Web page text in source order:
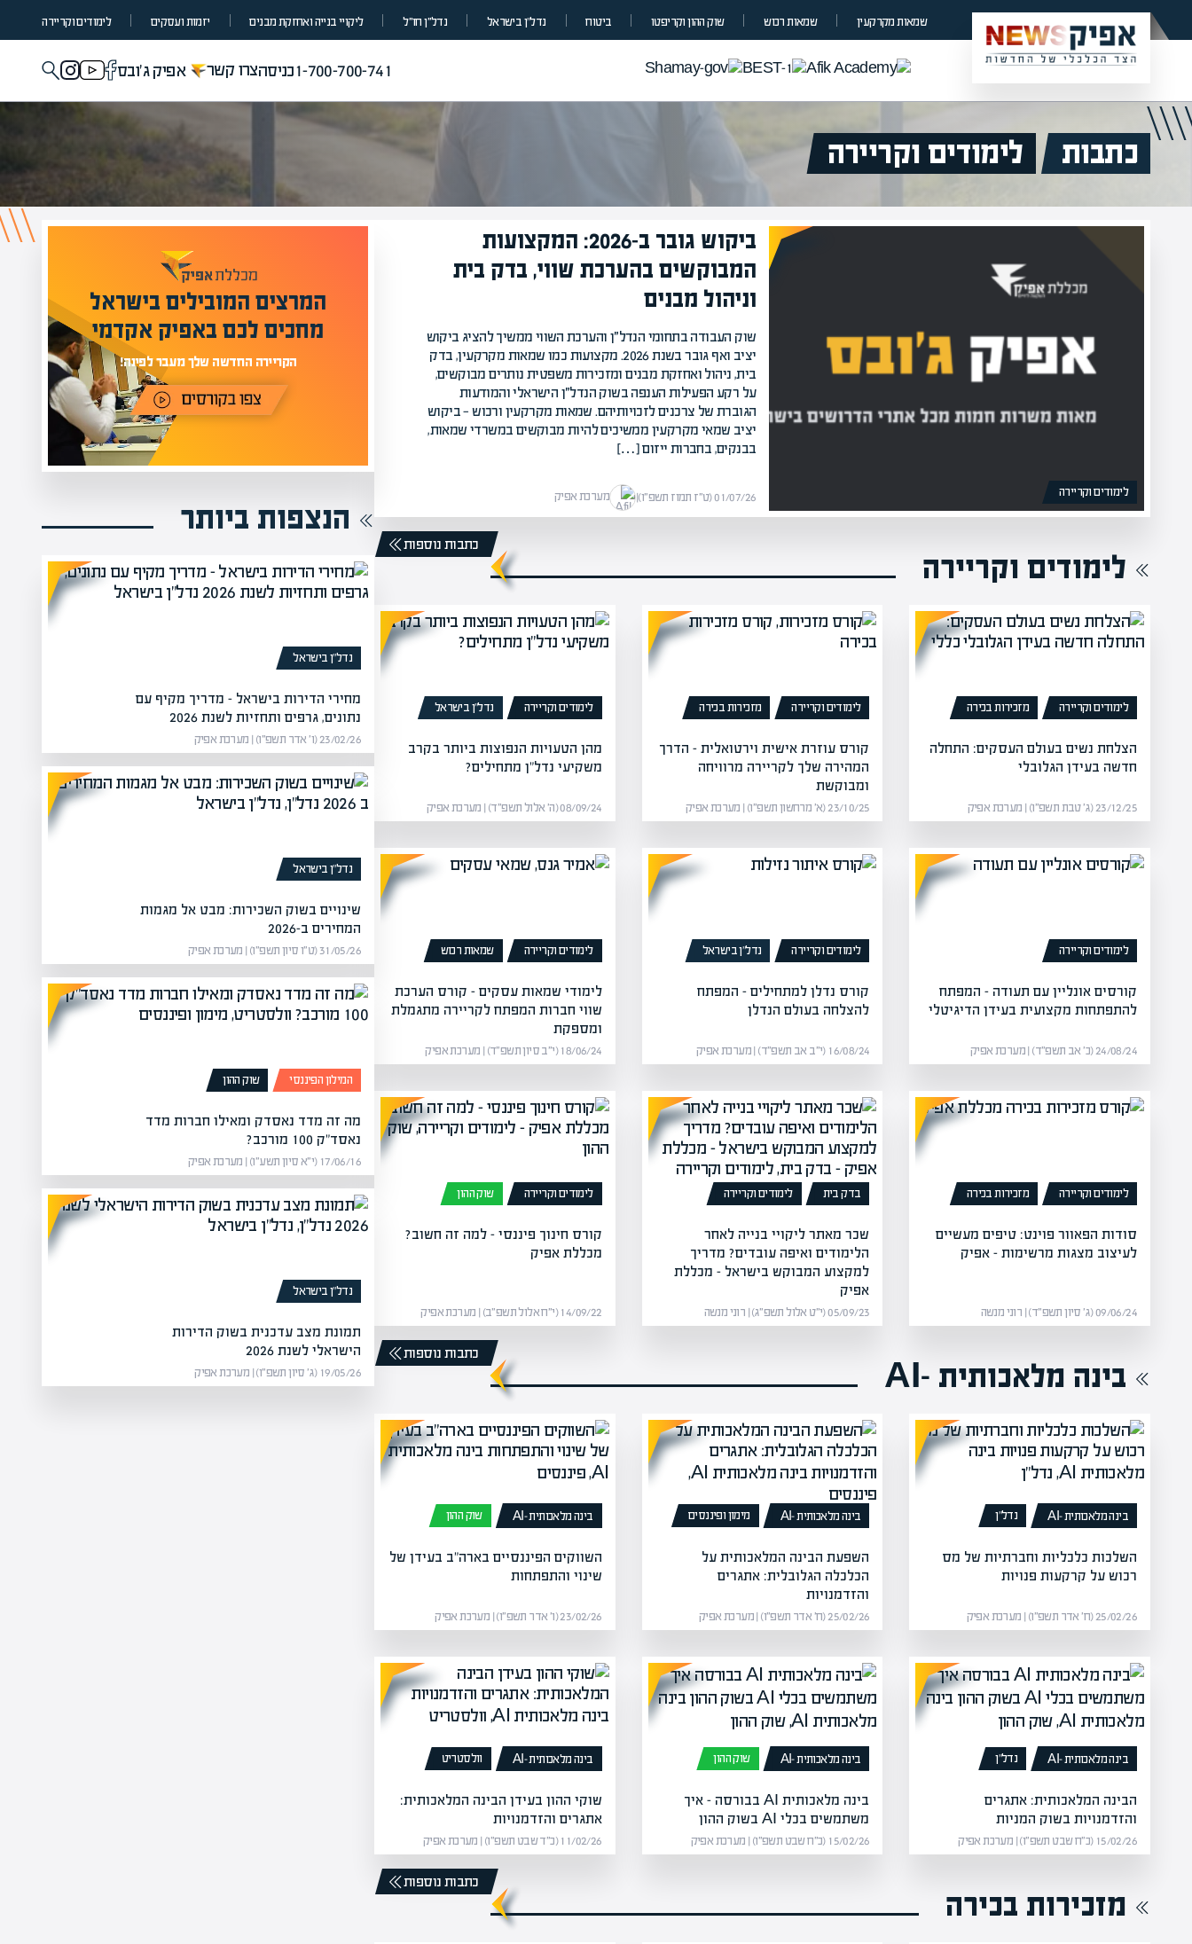
שמאות מקרקעין שמאות רכוש שוק ההון וקריפטו ביטוח נדל”ן בישראל נדל״ן חו״ל ליקויי בנייה ואחזקת מבנים יזמות ועסקים לימודים וקריירה
1-700-700-741כניסהצרו קשר אפיק ג'ובס
כתבות לימודים וקריירה
לימודים וקריירה
ביקוש גובר ב-2026: המקצועות
המבוקשים בהערכת שווי, בדק בית
וניהול מבנים
שוק העבודה בתחומי הנדל״ן והערכת השווי ממשיך להציג ביקוש
יציב ואף גובר בשנת 2026. מקצועות כמו שמאות מקרקעין, בדק
בית, ניהול ואחזקת מבנים ומזכירות משפטית נותרים מבוקשים,
על רקע הפעילות הענפה בשוק הנדל״ן הישראלי והמודעות
הגוברת של צרכנים לזכויותיהם. שמאות מקרקעין ורכוש — ביקוש
יציב שמאי מקרקעין ממשיכים להיות מבוקשים במשרדי שמאות,
בבנקים, בחברות ייזום […]
01/07/26 (ט״ז תמוז תשפ״ו) | מערכת אפיק
לימודים וקריירה
כתבות נוספות
לימודים וקריירה מזכירות בכירה
הצלחת נשים בעולם העסקים: התחלה
חדשה בעידן הגלובלי
23/12/25 (ג׳ טבת תשפ״ו) | מערכת אפיק
לימודים וקריירה מזכירות בכירה
קורס עוזרת אישית וירטואלית – הדרך
המהירה שלך לקריירה מרוויחה
ומבוקשת
23/10/25 (א׳ מרחשון תשפ״ו) | מערכת אפיק
לימודים וקריירה נדל”ן בישראל
מהן הטעויות הנפוצות ביותר בקרב
משקיעי נדל"ן מתחילים?
08/09/24 (ה׳ אלול תשפ״ד) | מערכת אפיק
לימודים וקריירה
קורסים אונליין עם תעודה – המפתח
להתפתחות מקצועית בעידן הדיגיטלי
24/08/24 (כ׳ אב תשפ״ד) | מערכת אפיק
לימודים וקריירה נדל”ן בישראל
קורס נדלן למתחילים – המפתח
להצלחה בעולם הנדלן
16/08/24 (י״ב אב תשפ״ד) | מערכת אפיק
לימודים וקריירה שמאות רכוש
לימודי שמאות עסקים – קורס הערכת
שווי חברות המפתח לקריירה מתגמלת
ומספקת
18/06/24 (י״ב סיון תשפ״ד) | מערכת אפיק
לימודים וקריירה מזכירות בכירה
סודות הפאוור פוינט: טיפים מעשיים
לעיצוב מצגות מרשימות – אפיק
09/06/24 (ג׳ סיון תשפ״ד) | רוני מנשה
בדק בית לימודים וקריירה
שכר מאתר ליקויי בנייה לאחר
הלימודים ואיפה עובדים? מדריך
למקצוע המבוקש בישראל – מכללת
אפיק
05/09/23 (י״ט אלול תשפ״ג) | רוני מנשה
לימודים וקריירה שוק ההון
קורס חינוך פיננסי – למה זה חשוב?
מכללת אפיק
14/09/22 (י״ח אלול תשפ״ב) | מערכת אפיק
בינה מלאכותית -AI
כתבות נוספות
בינה מלאכותית -AI נדל”ן
השלכות כלכליות וחברתיות של מס
רכוש על קרקעות פנויות
25/02/26 (ח׳ אדר תשפ״ו) | מערכת אפיק
בינה מלאכותית -AI מימון ופיננסים
השפעת הבינה המלאכותית על
הכלכלה הגלובלית: אתגרים
והזדמנויות
25/02/26 (ח׳ אדר תשפ״ו) | מערכת אפיק
בינה מלאכותית -AI שוק ההון
השווקים הפיננסיים בארה"ב בעידן של
שינוי והתפתחות
23/02/26 (ו׳ אדר תשפ״ו) | מערכת אפיק
בינה מלאכותית -AI נדל”ן
הבינה המלאכותית: אתגרים
והזדמנויות בשוק המניות
15/02/26 (כ״ח שבט תשפ״ו) | מערכת אפיק
בינה מלאכותית -AI שוק ההון
בינה מלאכותית AI בבורסה – איך
משתמשים בכלי AI בשוק ההון
15/02/26 (כ״ח שבט תשפ״ו) | מערכת אפיק
בינה מלאכותית -AI וולסטריט
שוקי ההון בעידן הבינה המלאכותית:
אתגרים והזדמנויות
11/02/26 (כ״ד שבט תשפ״ו) | מערכת אפיק
מזכירות בכירה
כתבות נוספות
מעל
1000מומחים
מחכים לכם באתר
המרצים המובילים בישראל
מחכים לכם באפיק אקדמי
הקריירה החדשה שלך מעבר לפינה!
הנצפות ביותר
נדל”ן בישראל
מחירי הדירות בישראל – מדריך מקיף עם
נתונים, גרפים ותחזיות לשנת 2026
23/02/26 (ו׳ אדר תשפ״ו) | מערכת אפיק
נדל”ן בישראל
שינויים בשוק השכירות: מבט אל מגמות
המחירים ב-2026
31/05/26 (ט״ו סיון תשפ״ו) | מערכת אפיק
המילון הפיננסי שוק ההון
מה זה מדד נאסדק ומאילו חברות מדד
נאסד"ק 100 מורכב?
17/06/16 (י״א סיון תשע״ו) | מערכת אפיק
נדל”ן בישראל
תמונת מצב עדכנית בשוק הדירות
הישראלי לשנת 2026
19/05/26 (ג׳ סיון תשפ״ו) | מערכת אפיק